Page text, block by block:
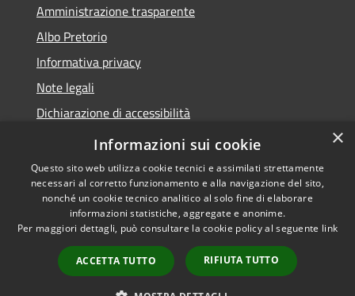
Amministrazione trasparente
Albo Pretorio
Informativa privacy
Note legali
Dichiarazione di accessibilità
Feedback e Recapiti
Accessibilità
Copyright © 2026 • Comune di
Castiglione Cosentino •
Powered byMunicipium
Accesso redazione
×
Informazioni sui cookie
Questo sito web utilizza cookie tecnici e assimilati strettamente
necessari al corretto funzionamento e alla navigazione del sito,
nonché un cookie tecnico analitico al solo fine di elaborare
informazioni statistiche, aggregate e anonime.
Per maggiori dettagli, può consultare la cookie policy al seguente link
ACCETTA TUTTO RIFIUTA TUTTO